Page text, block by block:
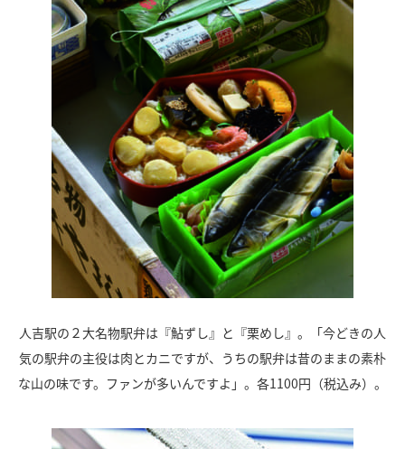
人吉駅の２大名物駅弁は『鮎ずし』と『栗めし』。「今どきの人
気の駅弁の主役は肉とカニですが、うちの駅弁は昔のままの素朴
な山の味です。ファンが多いんですよ」。各1100円（税込み）。